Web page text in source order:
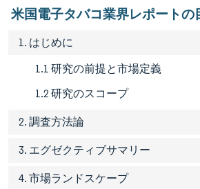
米国電子タバコ業界レポートの
1. はじめに
1.1 研究の前提と市場定義
1.2 研究のスコープ
2. 調査方法論
3. エグゼクティブサマリー
4. 市場ランドスケープ